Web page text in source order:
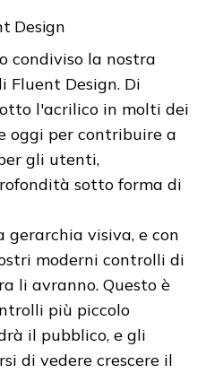
Design
condiviso la nostra
Fluent Design. Di
l'acrilico in molti dei
oggi per contribuire a
gli utenti,
sotto forma di
gerarchia visiva, e con
moderni controlli di
li avranno. Questo è
più piccolo
il pubblico, e gli
di vedere crescere il